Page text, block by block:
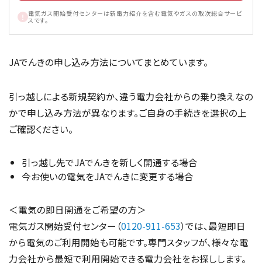
電気ガス開始受付センターは新電力紹介を含む電気やガスの取次総合サービ
スです。
JAでんきの申し込み方法についてまとめています。
引っ越しによる新規契約か、違う電力会社からの乗り換えなの
かで申し込み方法が異なります。ご自身の手続きを選択の上
ご確認ください。
引っ越し先でJAでんきを新しく開通する場合
今お使いの電気をJAでんきに変更する場合
＜電気の即日開通をご希望の方＞
電気ガス開始受付センター（0120-911-653）では、最短即日
から電気のご利用開始も可能です。専門スタッフが、様々な電
力会社から最短で利用開始できる電力会社をお探しします。